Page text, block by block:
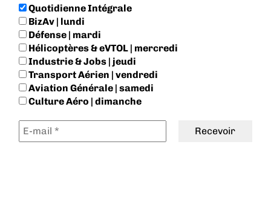
Quotidienne Intégrale
BizAv | lundi
Défense | mardi
Hélicoptères & eVTOL | mercredi
Industrie & Jobs | jeudi
Transport Aérien | vendredi
Aviation Générale | samedi
Culture Aéro | dimanche